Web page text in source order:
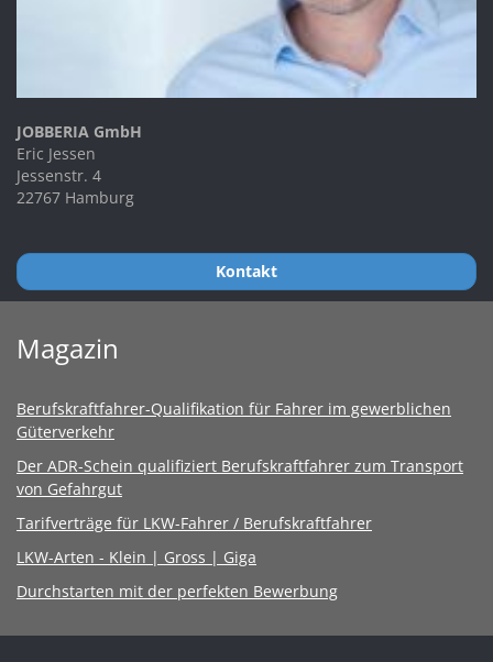
JOBBERIA GmbH
Eric Jessen
Jessenstr. 4
22767 Hamburg
Kontakt
Magazin
Berufskraftfahrer-Qualifikation für Fahrer im gewerblichen
Güterverkehr
Der ADR-Schein qualifiziert Berufskraftfahrer zum Transport
von Gefahrgut
Tarifverträge für LKW-Fahrer / Berufskraftfahrer
LKW-Arten - Klein | Gross | Giga
Durchstarten mit der perfekten Bewerbung